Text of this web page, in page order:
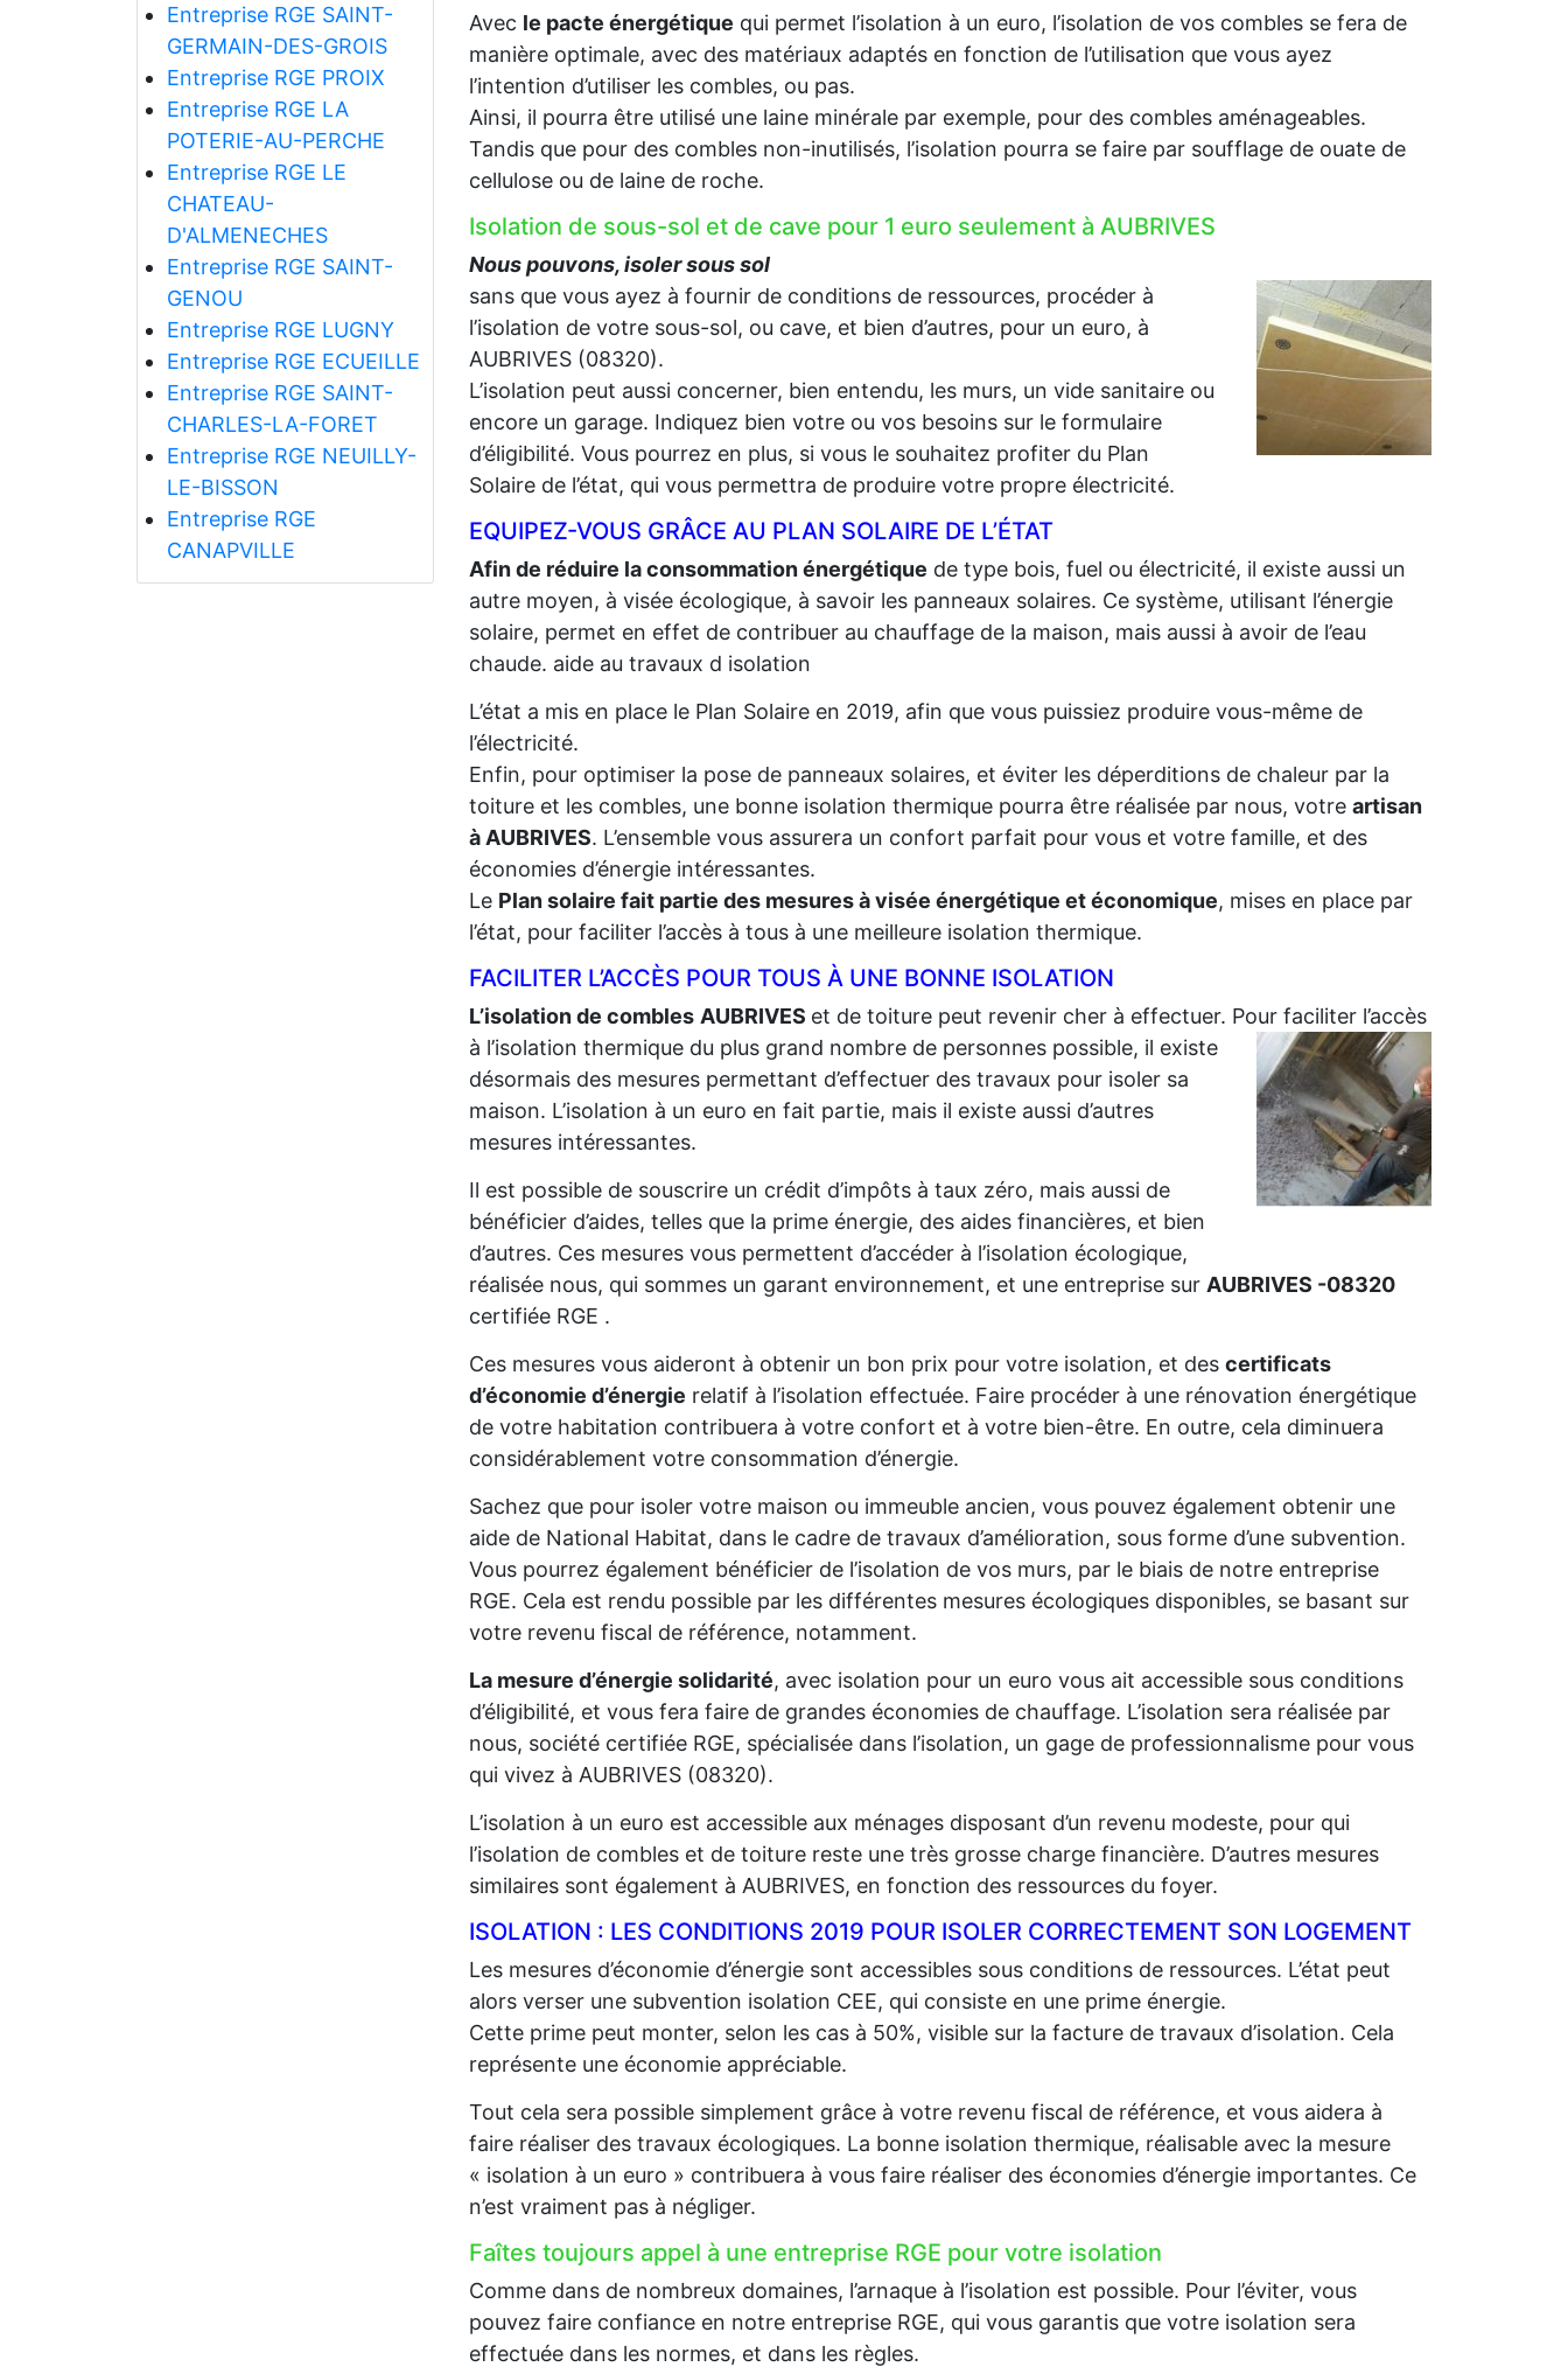
Entreprise RGE SAINT-
GERMAIN-DES-GROIS
Entreprise RGE PROIX
Entreprise RGE LA
POTERIE-AU-PERCHE
Entreprise RGE LE
CHATEAU-
D'ALMENECHES
Entreprise RGE SAINT-
GENOU
Entreprise RGE LUGNY
Entreprise RGE ECUEILLE
Entreprise RGE SAINT-
CHARLES-LA-FORET
Entreprise RGE NEUILLY-
LE-BISSON
Entreprise RGE
CANAPVILLE
Avec le pacte énergétique qui permet l’isolation à un euro, l’isolation de vos combles se fera de
manière optimale, avec des matériaux adaptés en fonction de l’utilisation que vous ayez
l’intention d’utiliser les combles, ou pas.
Ainsi, il pourra être utilisé une laine minérale par exemple, pour des combles aménageables.
Tandis que pour des combles non-inutilisés, l’isolation pourra se faire par soufflage de ouate de
cellulose ou de laine de roche.
Isolation de sous-sol et de cave pour 1 euro seulement à AUBRIVES
Nous pouvons, isoler sous sol
sans que vous ayez à fournir de conditions de ressources, procéder à
l’isolation de votre sous-sol, ou cave, et bien d’autres, pour un euro, à
AUBRIVES (08320).
L’isolation peut aussi concerner, bien entendu, les murs, un vide sanitaire ou
encore un garage. Indiquez bien votre ou vos besoins sur le formulaire
d’éligibilité. Vous pourrez en plus, si vous le souhaitez profiter du Plan
Solaire de l’état, qui vous permettra de produire votre propre électricité.
EQUIPEZ-VOUS GRÂCE AU PLAN SOLAIRE DE L’ÉTAT
Afin de réduire la consommation énergétique de type bois, fuel ou électricité, il existe aussi un
autre moyen, à visée écologique, à savoir les panneaux solaires. Ce système, utilisant l’énergie
solaire, permet en effet de contribuer au chauffage de la maison, mais aussi à avoir de l’eau
chaude. aide au travaux d isolation
L’état a mis en place le Plan Solaire en 2019, afin que vous puissiez produire vous-même de
l’électricité.
Enfin, pour optimiser la pose de panneaux solaires, et éviter les déperditions de chaleur par la
toiture et les combles, une bonne isolation thermique pourra être réalisée par nous, votre artisan
à AUBRIVES. L’ensemble vous assurera un confort parfait pour vous et votre famille, et des
économies d’énergie intéressantes.
Le Plan solaire fait partie des mesures à visée énergétique et économique, mises en place par
l’état, pour faciliter l’accès à tous à une meilleure isolation thermique.
FACILITER L’ACCÈS POUR TOUS À UNE BONNE ISOLATION
L’isolation de combles AUBRIVES et de toiture peut revenir cher à effectuer. Pour faciliter l’accès
à l’isolation thermique du plus grand nombre de personnes possible, il existe
désormais des mesures permettant d’effectuer des travaux pour isoler sa
maison. L’isolation à un euro en fait partie, mais il existe aussi d’autres
mesures intéressantes.
Il est possible de souscrire un crédit d’impôts à taux zéro, mais aussi de
bénéficier d’aides, telles que la prime énergie, des aides financières, et bien
d’autres. Ces mesures vous permettent d’accéder à l’isolation écologique,
réalisée nous, qui sommes un garant environnement, et une entreprise sur AUBRIVES -08320
certifiée RGE .
Ces mesures vous aideront à obtenir un bon prix pour votre isolation, et des certificats
d’économie d’énergie relatif à l’isolation effectuée. Faire procéder à une rénovation énergétique
de votre habitation contribuera à votre confort et à votre bien-être. En outre, cela diminuera
considérablement votre consommation d’énergie.
Sachez que pour isoler votre maison ou immeuble ancien, vous pouvez également obtenir une
aide de National Habitat, dans le cadre de travaux d’amélioration, sous forme d’une subvention.
Vous pourrez également bénéficier de l’isolation de vos murs, par le biais de notre entreprise
RGE. Cela est rendu possible par les différentes mesures écologiques disponibles, se basant sur
votre revenu fiscal de référence, notamment.
La mesure d’énergie solidarité, avec isolation pour un euro vous ait accessible sous conditions
d’éligibilité, et vous fera faire de grandes économies de chauffage. L’isolation sera réalisée par
nous, société certifiée RGE, spécialisée dans l’isolation, un gage de professionnalisme pour vous
qui vivez à AUBRIVES (08320).
L’isolation à un euro est accessible aux ménages disposant d’un revenu modeste, pour qui
l’isolation de combles et de toiture reste une très grosse charge financière. D’autres mesures
similaires sont également à AUBRIVES, en fonction des ressources du foyer.
ISOLATION : LES CONDITIONS 2019 POUR ISOLER CORRECTEMENT SON LOGEMENT
Les mesures d’économie d’énergie sont accessibles sous conditions de ressources. L’état peut
alors verser une subvention isolation CEE, qui consiste en une prime énergie.
Cette prime peut monter, selon les cas à 50%, visible sur la facture de travaux d’isolation. Cela
représente une économie appréciable.
Tout cela sera possible simplement grâce à votre revenu fiscal de référence, et vous aidera à
faire réaliser des travaux écologiques. La bonne isolation thermique, réalisable avec la mesure
« isolation à un euro » contribuera à vous faire réaliser des économies d’énergie importantes. Ce
n’est vraiment pas à négliger.
Faîtes toujours appel à une entreprise RGE pour votre isolation
Comme dans de nombreux domaines, l’arnaque à l’isolation est possible. Pour l’éviter, vous
pouvez faire confiance en notre entreprise RGE, qui vous garantis que votre isolation sera
effectuée dans les normes, et dans les règles.